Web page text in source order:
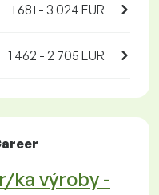
1 681 - 3 024 EUR
1 462 - 2 705 EUR
ka výroby -